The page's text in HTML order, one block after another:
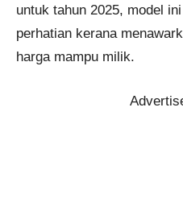
untuk tahun 2025, model
perhatian kerana
harga mampu milik.